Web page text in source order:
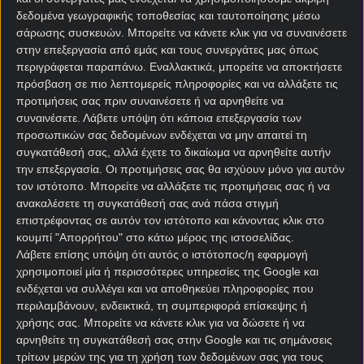
δεδομένα γεωγραφικής τοποθεσίας και ταυτοποίησης μέσω
σάρωσης συσκευών. Μπορείτε να κάνετε κλικ για να συναινέσετε
στην επεξεργασία από εμάς και τους συνεργάτες μας όπως
περιγράφεται παραπάνω. Εναλλακτικά, μπορείτε να αποκτήσετε
πρόσβαση σε πιο λεπτομερείς πληροφορίες και να αλλάξετε τις
προτιμήσεις σας πριν συναινέσετε ή να αρνηθείτε να
συναινέσετε. Λάβετε υπόψη ότι κάποια επεξεργασία των
προσωπικών σας δεδομένων ενδέχεται να μην απαιτεί τη
συγκατάθεσή σας, αλλά έχετε το δικαίωμα να αρνηθείτε αυτήν
την επεξεργασία. Οι προτιμήσεις σας θα ισχύουν μόνο για αυτόν
τον ιστότοπο. Μπορείτε να αλλάξετε τις προτιμήσεις σας ή να
ανακαλέσετε τη συγκατάθεσή σας ανά πάσα στιγμή
επιστρέφοντας σε αυτόν τον ιστότοπο και κάνοντας κλικ στο
κουμπί "Απορρήτου" στο κάτω μέρος της ιστοσελίδας.
Λάβετε επίσης υπόψη ότι αυτός ο ιστότοπος/η εφαρμογή
χρησιμοποιεί μία ή περισσότερες υπηρεσίες της Google και
ενδέχεται να συλλέγει και να αποθηκεύει πληροφορίες που
περιλαμβάνουν, ενδεικτικά, τη συμπεριφορά επίσκεψης ή
χρήσης σας. Μπορείτε να κάνετε κλικ για να δώσετε ή να
αρνηθείτε τη συγκατάθεσή σας στην Google και τις σημάνσεις
τρίτων μερών της για τη χρήση των δεδομένων σας για τους
ψυχραιμία.
Νορβηγία(Το φονικό όπλο): Η επιστροφή των
Σκανδιναβών σε τελική φάση συνοδεύεται από
τρόμο. Με τον Έρλινγκ Χάαλαντ να δεσπόζει στην
κορυφή της επίθεσης, οι Νορβηγοί μπορούν να
σκοράρουν κυριολεκτικά από το πουθενά,
εκθέτοντας ανεπανόρθωτα κάθε αργή αντίπαλη
άμυνα στο κάθετο, άμεσο transition.
Τουρκία(Η χρυσή γενιά): Ένα διψασμένο σύνολο
που ξεχειλίζει από ποδοσφαιρικό θράσος,
απίστευτη τεχνική κατάρτιση στη μεσαία γραμμή
και έναν διάχυτο ενθουσιασμό. Οι Τούρκοι έχουν
το απρόβλεπτο στοιχείο στο παιχνίδι τους και
μπορούν με χαρακτηριστική ευκολία να τρελάνουν
όλα τα προγνωστικά.
ΗΠΑ&Μεξικό(Οι οικοδεσπότες): Το να αγωνίζεσαι
μπροστά στο δικό σου, φανατικό κοινό προσφέρει